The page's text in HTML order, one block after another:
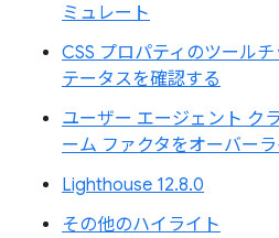
ミュレート
CSS プロパティのツール
テータスを確認する
ユーザー エージェント ク
ーム ファクタをオーバー
Lighthouse 12.8.0
その他のハイライト